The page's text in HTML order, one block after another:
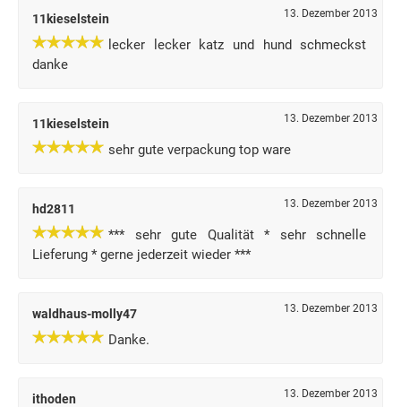
11kieselstein 13. Dezember 2013
lecker lecker katz und hund schmeckst
danke
11kieselstein 13. Dezember 2013
sehr gute verpackung top ware
hd2811 13. Dezember 2013
*** sehr gute Qualität * sehr schnelle
Lieferung * gerne jederzeit wieder ***
waldhaus-molly47 13. Dezember 2013
Danke.
ithoden 13. Dezember 2013